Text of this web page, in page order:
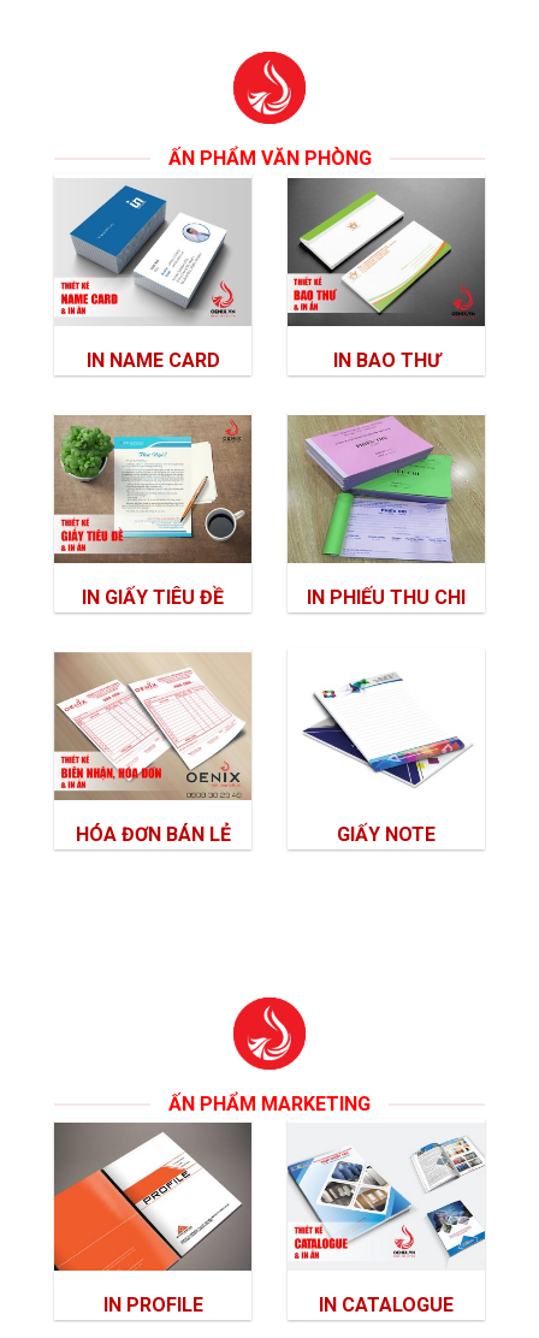
ẤN PHẨM VĂN PHÒNG
IN NAME CARD IN BAO THƯ
IN GIẤY TIÊU ĐỀ IN PHIẾU THU CHI
HÓA ĐƠN BÁN LẺ GIẤY NOTE
ẤN PHẨM MARKETING
IN PROFILE IN CATALOGUE